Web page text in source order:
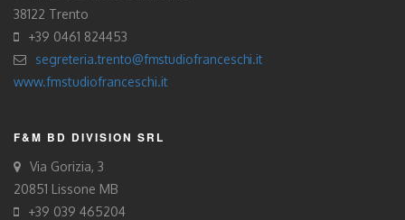
38122 Trento
+39 0461 824453
segreteria.trento@fmstudiofranceschi.it
www.fmstudiofranceschi.it
F&M BD DIVISION SRL
Via Gorizia, 3
20851 Lissone MB
+39 039 465204